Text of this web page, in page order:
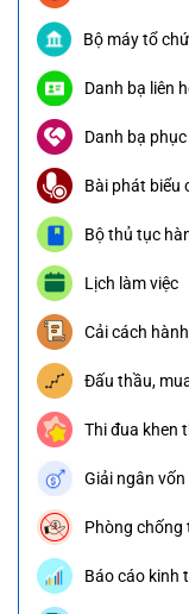
Bộ máy tổ
Danh bạ liên
Danh bạ
Bài phát biểu
Bộ thủ tục
Lịch làm việc
Cải cách
Đấu thầu,
Thi đua khen
Giải ngân
Phòng chống
Báo cáo kinh